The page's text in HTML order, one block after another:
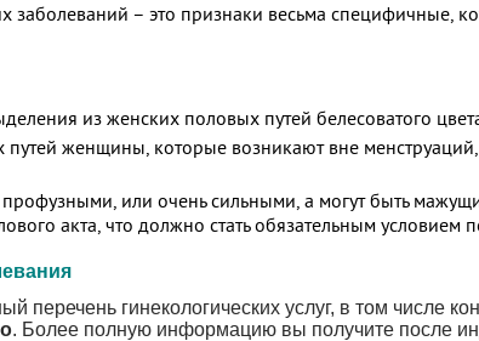
заболеваний – это признаки весьма специфичные,
из женских половых путей белесоватого
женщины, которые возникают вне
профузными, или очень сильными, а могут быть
акта, что должно стать обязательным
перечень гинекологических услуг, в том числе
. Более полную информацию вы получите после